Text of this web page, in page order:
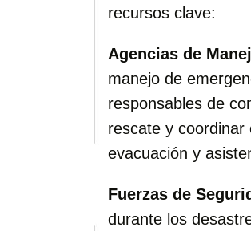
recursos clave:
Agencias de
manejo de
responsables de
rescate y coordinar
evacuación y
Fuerzas de
durante los